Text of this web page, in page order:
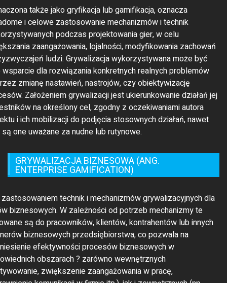
ludzi. Grywalizacja wykorzystywana może być
wsparcie dla rozwiązania konkretnych realnych problemów
zmianę nastawień, nastrojów, czy obiektywizację
Założeniem grywalizacji jest ukierunkowanie działań jej
na określony cel, zgodny z oczekiwaniami autora
i ich mobilizacji do podjęcia stosownych działań, nawet
one uważane za nudne lub rutynowe.
GRYWALIZACJA BIZNESOWA (ANG.
ENTERPRISE GAMIFICATION)
biznesowych. W zależności od potrzeb mechanizmy te
są do pracowników, klientów, kontrahentów lub innych
efektywności procesów biznesowych w
obszarach ? zarówno wewnętrznych
zwiększenie zaangażowania w pracę,
komunikacji w firmie itp.), jak i zewnętrznych (np.
marketingu, rekrutacji itp.). Grywalizacja biznesowa
się w rozwiązywaniu konkretnych problemów
zespołu, czy sektora.